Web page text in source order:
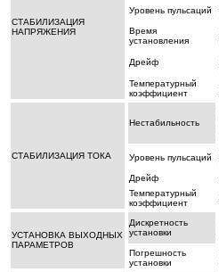
СТАБИЛИЗАЦИЯ
НАПРЯЖЕНИЯ
Уровень пульсаций
Время
установления
Дрейф
Температурный
коэффициент
СТАБИЛИЗАЦИЯ ТОКА
Нестабильность
Уровень пульсаций
Дрейф
Температурный
коэффициент
УСТАНОВКА ВЫХОДНЫХ
ПАРАМЕТРОВ
Дискретность
установки
Погрешность
установки